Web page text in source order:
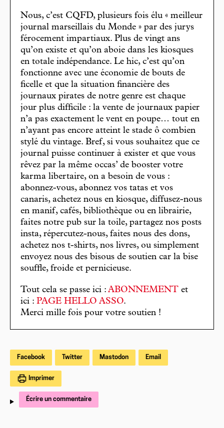
Nous, c’est CQFD, plusieurs fois élu « meilleur
journal marseillais du Monde » par des jurys
férocement impartiaux. Plus de vingt ans
qu’on existe et qu’on aboie dans les kiosques
en totale indépendance. Le hic, c’est qu’on
fonctionne avec une économie de bouts de
ficelle et que la situation financière des
journaux pirates de notre genre est chaque
jour plus difficile : la vente de journaux papier
n’a pas exactement le vent en poupe… tout en
n’ayant pas encore atteint le stade ô combien
stylé du vintage. Bref, si vous souhaitez que ce
journal puisse continuer à exister et que vous
rêvez par la même occas’ de booster votre
karma libertaire, on a besoin de vous :
abonnez-vous, abonnez vos tatas et vos
canaris, achetez nous en kiosque, diffusez-nous
en manif, cafés, bibliothèque ou en librairie,
faites notre pub sur la toile, partagez nos posts
insta, répercutez-nous, faites nous des dons,
achetez nos t-shirts, nos livres, ou simplement
envoyez nous des bisous de soutien car la bise
souffle, froide et pernicieuse.
Tout cela se passe ici : ABONNEMENT et
ici : PAGE HELLO ASSO.
Merci mille fois pour votre soutien !
Facebook Twitter Mastodon Email
Imprimer
Écrire un commentaire